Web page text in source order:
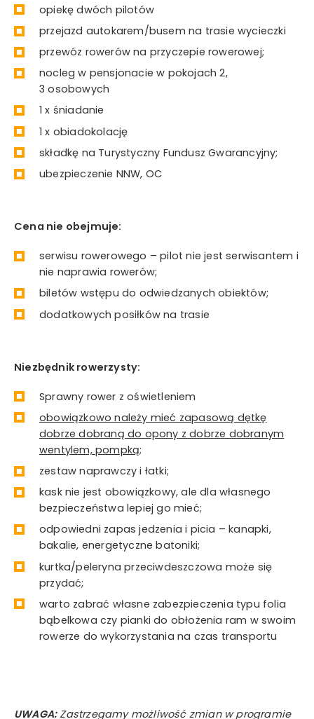
opiekę dwóch pilotów
przejazd autokarem/busem na trasie wycieczki
przewóz rowerów na przyczepie rowerowej;
nocleg w pensjonacie w pokojach 2,
3 osobowych
1 x śniadanie
1 x obiadokolację
składkę na Turystyczny Fundusz Gwarancyjny;
ubezpieczenie NNW, OC
Cena nie obejmuje:
serwisu rowerowego – pilot nie jest serwisantem i
nie naprawia rowerów;
biletów wstępu do odwiedzanych obiektów;
dodatkowych posiłków na trasie
Niezbędnik rowerzysty:
Sprawny rower z oświetleniem
obowiązkowo należy mieć zapasową dętkę
dobrze dobraną do opony z dobrze dobranym
wentylem, pompką;
zestaw naprawczy i łatki;
kask nie jest obowiązkowy, ale dla własnego
bezpieczeństwa lepiej go mieć;
odpowiedni zapas jedzenia i picia – kanapki,
bakalie, energetyczne batoniki;
kurtka/peleryna przeciwdeszczowa może się
przydać;
warto zabrać własne zabezpieczenia typu folia
bąbelkowa czy pianki do obłożenia ram w swoim
rowerze do wykorzystania na czas transportu
UWAGA: Zastrzegamy możliwość zmian w programie